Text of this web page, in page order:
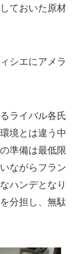
ておいた原材
シエにアメラ
ライバル各氏
境とは違う中
準備は最低限
ながらフラン
ハンデとなり
分担し、無駄